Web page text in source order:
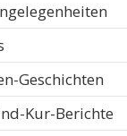
Geschichten
Kur-Berichte